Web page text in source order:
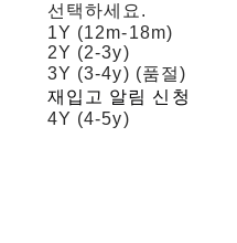
선택하세요.
1Y (12m-18m)
2Y (2-3y)
3Y (3-4y) (품절)
재입고 알림 신청
4Y (4-5y)